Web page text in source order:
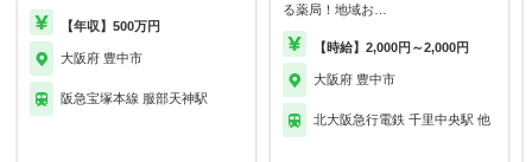
【年収】500万円
大阪府 豊中市
阪急宝塚本線 服部天神駅
る薬局！地域お…
【時給】2,000円～2,000円
大阪府 豊中市
北大阪急行電鉄 千里中央駅 他